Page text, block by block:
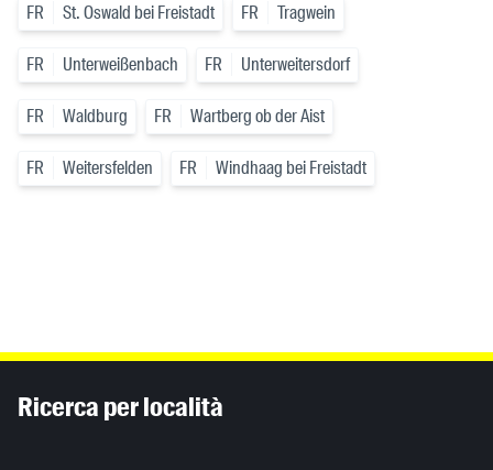
FR St. Oswald bei Freistadt FR Tragwein
FR Unterweißenbach FR Unterweitersdorf
FR Waldburg FR Wartberg ob der Aist
FR Weitersfelden FR Windhaag bei Freistadt
Ricerca per località